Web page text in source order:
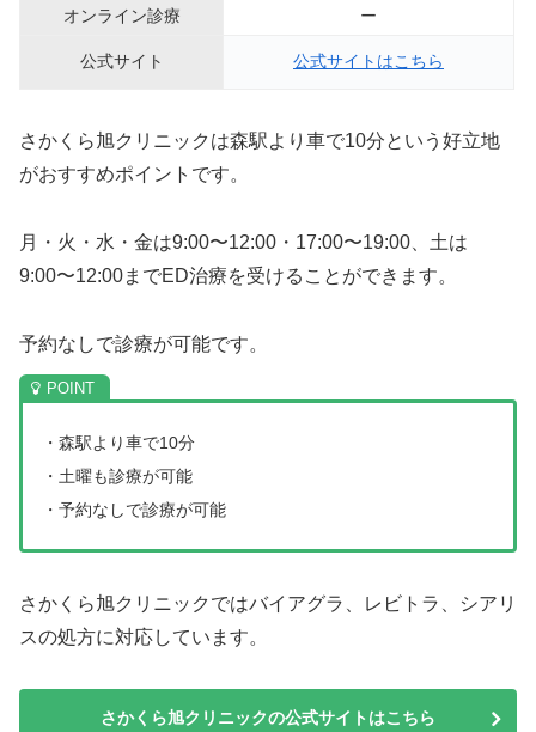
オンライン診療
ー
公式サイト 公式サイトはこちら
さかくら旭クリニックは森駅より車で10分という好立地
がおすすめポイントです。
月・火・水・金は9:00〜12:00・17:00〜19:00、土は
9:00〜12:00までED治療を受けることができます。
予約なしで診療が可能です。
・森駅より車で10分
・土曜も診療が可能
・予約なしで診療が可能
さかくら旭クリニックではバイアグラ、レビトラ、シアリ
スの処方に対応しています。
さかくら旭クリニックの公式サイトはこちら